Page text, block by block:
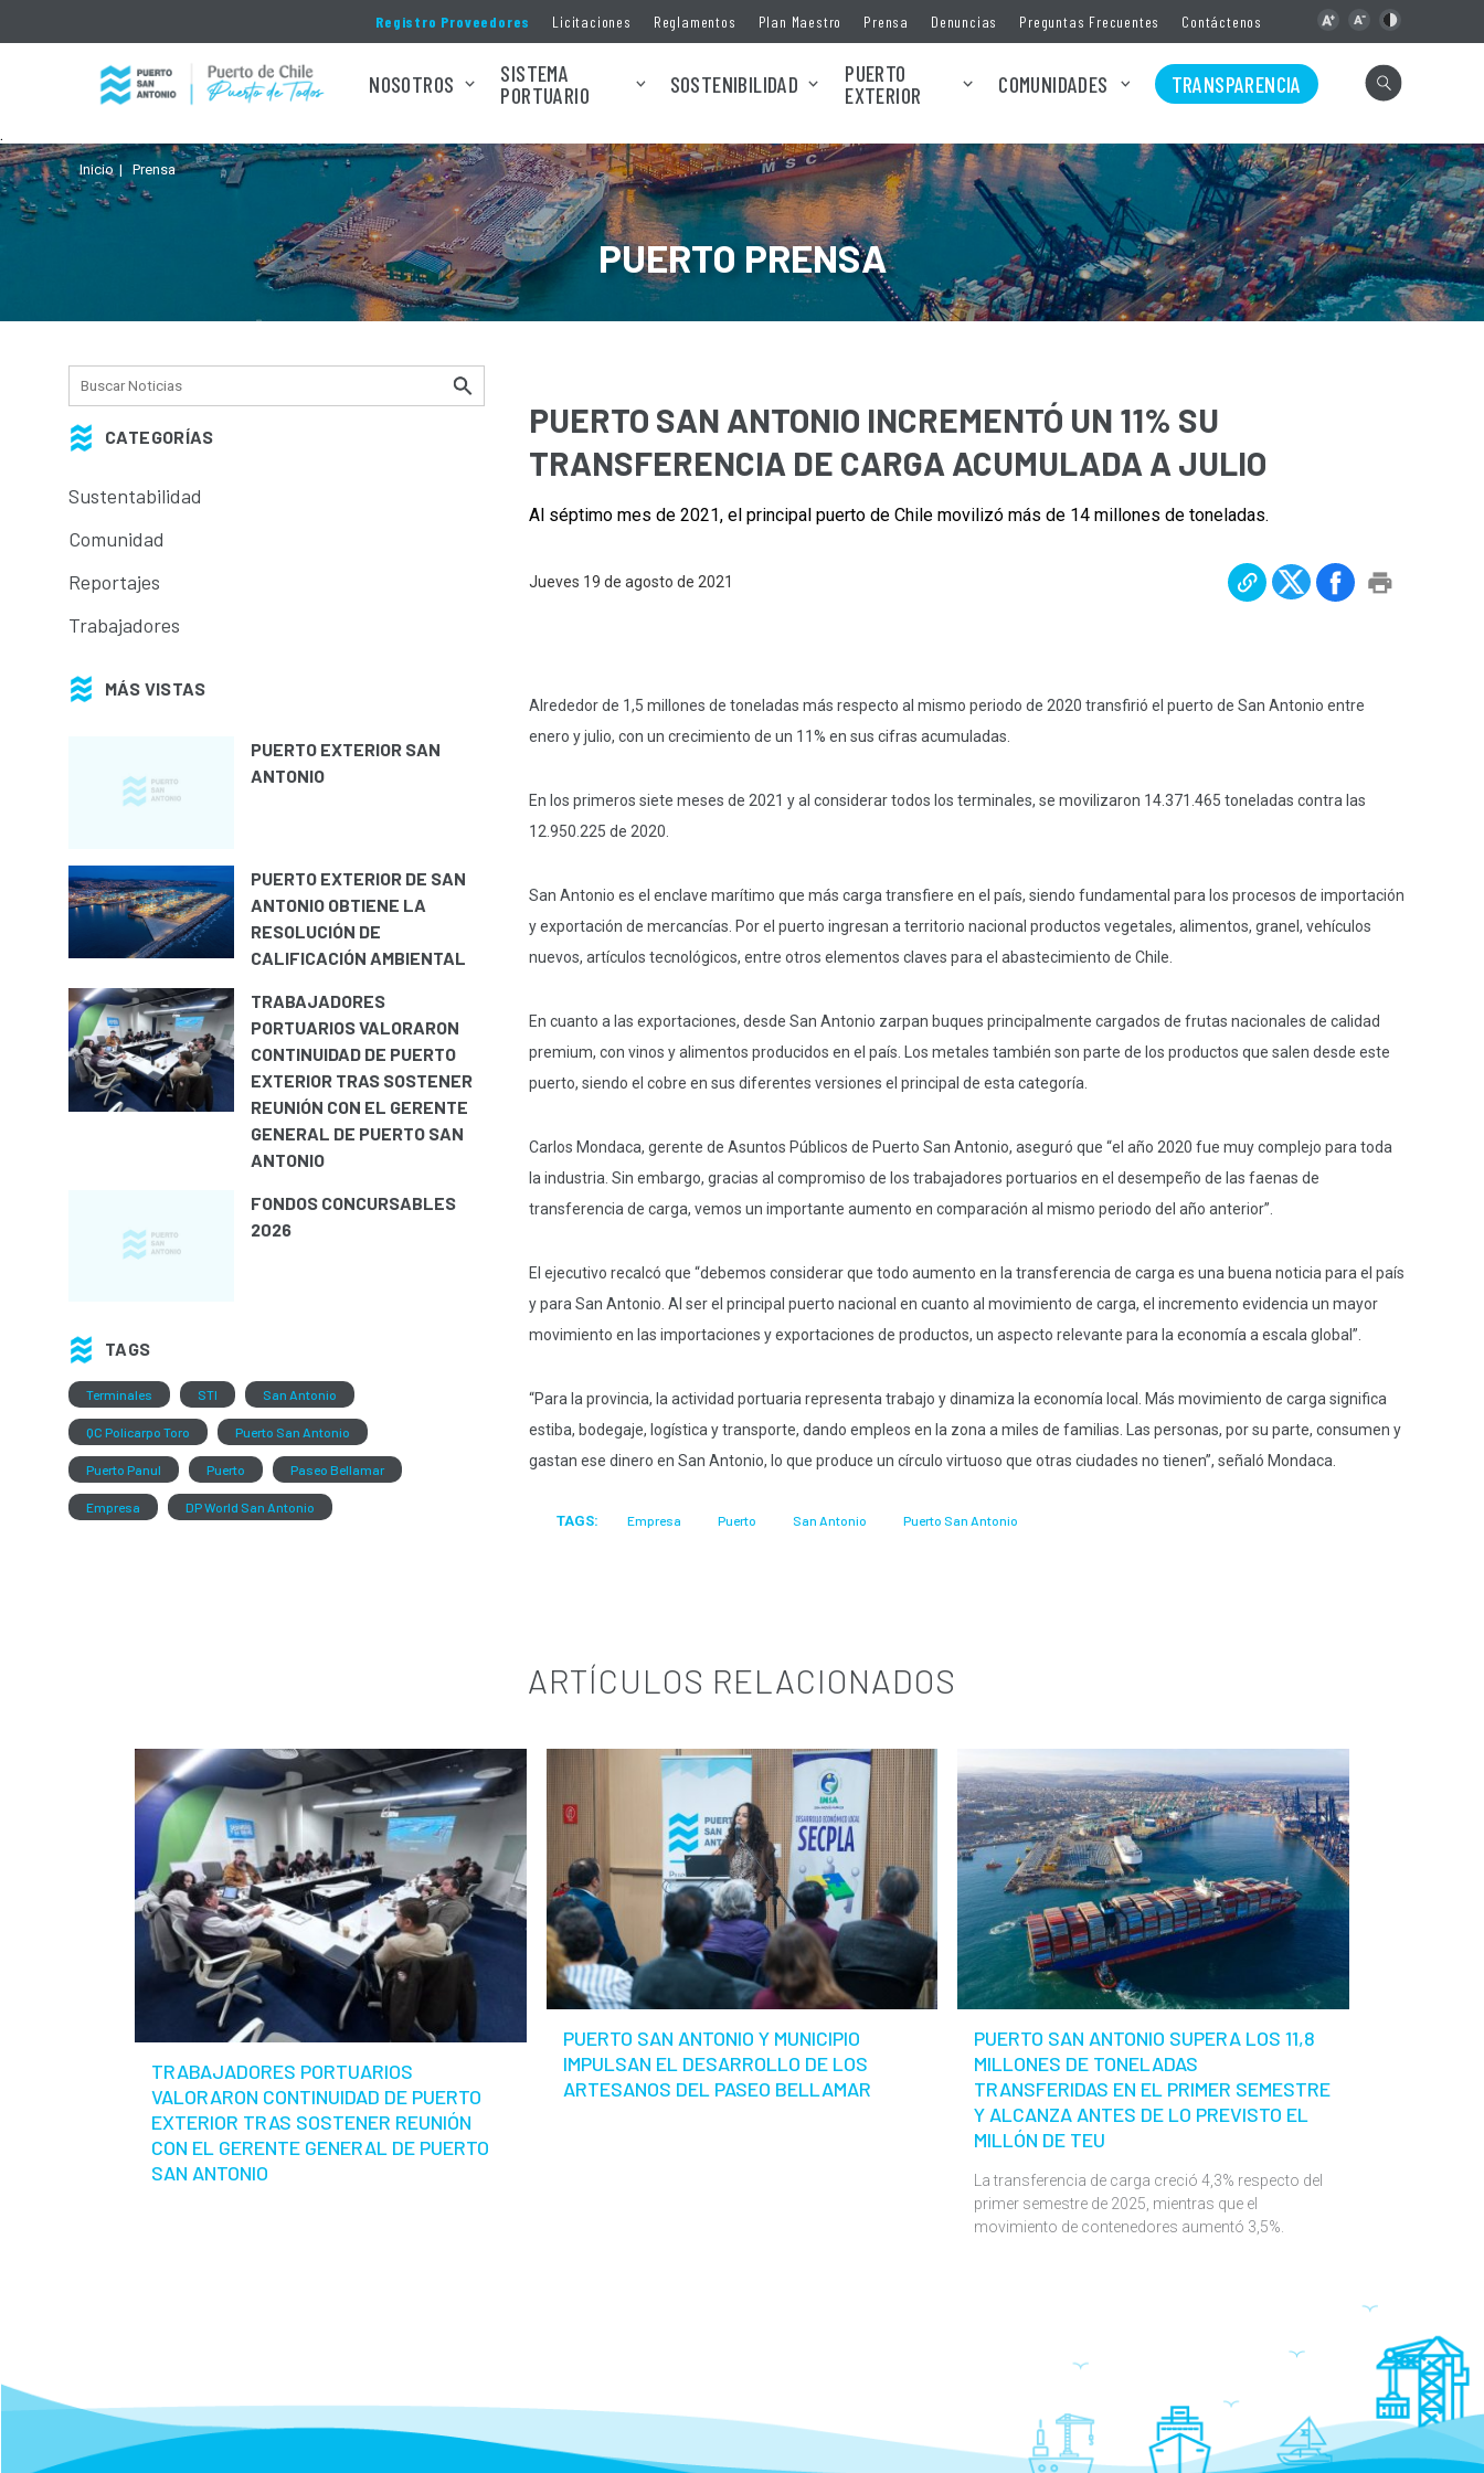
Registro Proveedores Licitaciones Reglamentos Plan Maestro Prensa Denuncias Preguntas Frecuentes Contáctenos
NOSOTROS
SISTEMA
PORTUARIO
SOSTENIBILIDAD
PUERTO
EXTERIOR
COMUNIDADES TRANSPARENCIA
.
Inicio Prensa
PUERTO PRENSA
CATEGORÍAS
Sustentabilidad
Comunidad
Reportajes
Trabajadores
MÁS VISTAS
PUERTO EXTERIOR SAN
ANTONIO
PUERTO EXTERIOR DE SAN
ANTONIO OBTIENE LA
RESOLUCIÓN DE
CALIFICACIÓN AMBIENTAL
TRABAJADORES
PORTUARIOS VALORARON
CONTINUIDAD DE PUERTO
EXTERIOR TRAS SOSTENER
REUNIÓN CON EL GERENTE
GENERAL DE PUERTO SAN
ANTONIO
FONDOS CONCURSABLES
2026
TAGS
Terminales STI San Antonio
QC Policarpo Toro Puerto San Antonio
Puerto Panul Puerto Paseo Bellamar
Empresa DP World San Antonio
PUERTO SAN ANTONIO INCREMENTÓ UN 11% SU
TRANSFERENCIA DE CARGA ACUMULADA A JULIO
Al séptimo mes de 2021, el principal puerto de Chile movilizó más de 14 millones de toneladas.
Jueves 19 de agosto de 2021
Alrededor de 1,5 millones de toneladas más respecto al mismo periodo de 2020 transfirió el puerto de San Antonio entre
enero y julio, con un crecimiento de un 11% en sus cifras acumuladas.
En los primeros siete meses de 2021 y al considerar todos los terminales, se movilizaron 14.371.465 toneladas contra las
12.950.225 de 2020.
San Antonio es el enclave marítimo que más carga transfiere en el país, siendo fundamental para los procesos de importación
y exportación de mercancías. Por el puerto ingresan a territorio nacional productos vegetales, alimentos, granel, vehículos
nuevos, artículos tecnológicos, entre otros elementos claves para el abastecimiento de Chile.
En cuanto a las exportaciones, desde San Antonio zarpan buques principalmente cargados de frutas nacionales de calidad
premium, con vinos y alimentos producidos en el país. Los metales también son parte de los productos que salen desde este
puerto, siendo el cobre en sus diferentes versiones el principal de esta categoría.
Carlos Mondaca, gerente de Asuntos Públicos de Puerto San Antonio, aseguró que “el año 2020 fue muy complejo para toda
la industria. Sin embargo, gracias al compromiso de los trabajadores portuarios en el desempeño de las faenas de
transferencia de carga, vemos un importante aumento en comparación al mismo periodo del año anterior”.
El ejecutivo recalcó que “debemos considerar que todo aumento en la transferencia de carga es una buena noticia para el país
y para San Antonio. Al ser el principal puerto nacional en cuanto al movimiento de carga, el incremento evidencia un mayor
movimiento en las importaciones y exportaciones de productos, un aspecto relevante para la economía a escala global”.
“Para la provincia, la actividad portuaria representa trabajo y dinamiza la economía local. Más movimiento de carga significa
estiba, bodegaje, logística y transporte, dando empleos en la zona a miles de familias. Las personas, por su parte, consumen y
gastan ese dinero en San Antonio, lo que produce un círculo virtuoso que otras ciudades no tienen”, señaló Mondaca.
TAGS: Empresa Puerto San Antonio Puerto San Antonio
ARTÍCULOS RELACIONADOS
TRABAJADORES PORTUARIOS
VALORARON CONTINUIDAD DE PUERTO
EXTERIOR TRAS SOSTENER REUNIÓN
CON EL GERENTE GENERAL DE PUERTO
SAN ANTONIO
PUERTO SAN ANTONIO Y MUNICIPIO
IMPULSAN EL DESARROLLO DE LOS
ARTESANOS DEL PASEO BELLAMAR
PUERTO SAN ANTONIO SUPERA LOS 11,8
MILLONES DE TONELADAS
TRANSFERIDAS EN EL PRIMER SEMESTRE
Y ALCANZA ANTES DE LO PREVISTO EL
MILLÓN DE TEU
La transferencia de carga creció 4,3% respecto del
primer semestre de 2025, mientras que el
movimiento de contenedores aumentó 3,5%.